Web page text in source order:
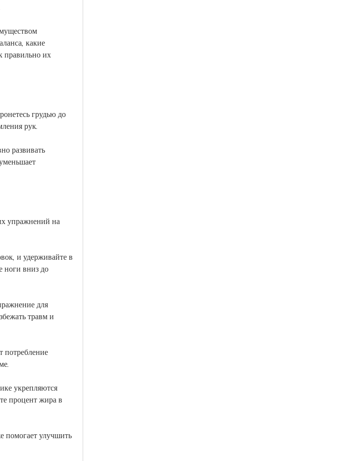
какие
правильно их
грудью до
рук.
развивать
упражнений на
и удерживайте в
ноги вниз до
для
травм и
потребление
укрепляются
процент жира в
помогает улучшить